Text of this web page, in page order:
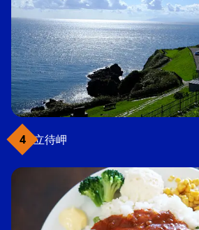
立待岬